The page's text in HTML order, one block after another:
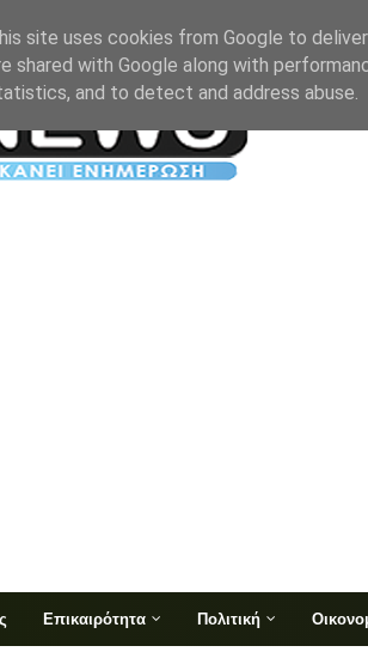
Επικαιρότητα Πολιτική
site uses cookies from Google to
shared with Google along with
and to detect and address abuse.